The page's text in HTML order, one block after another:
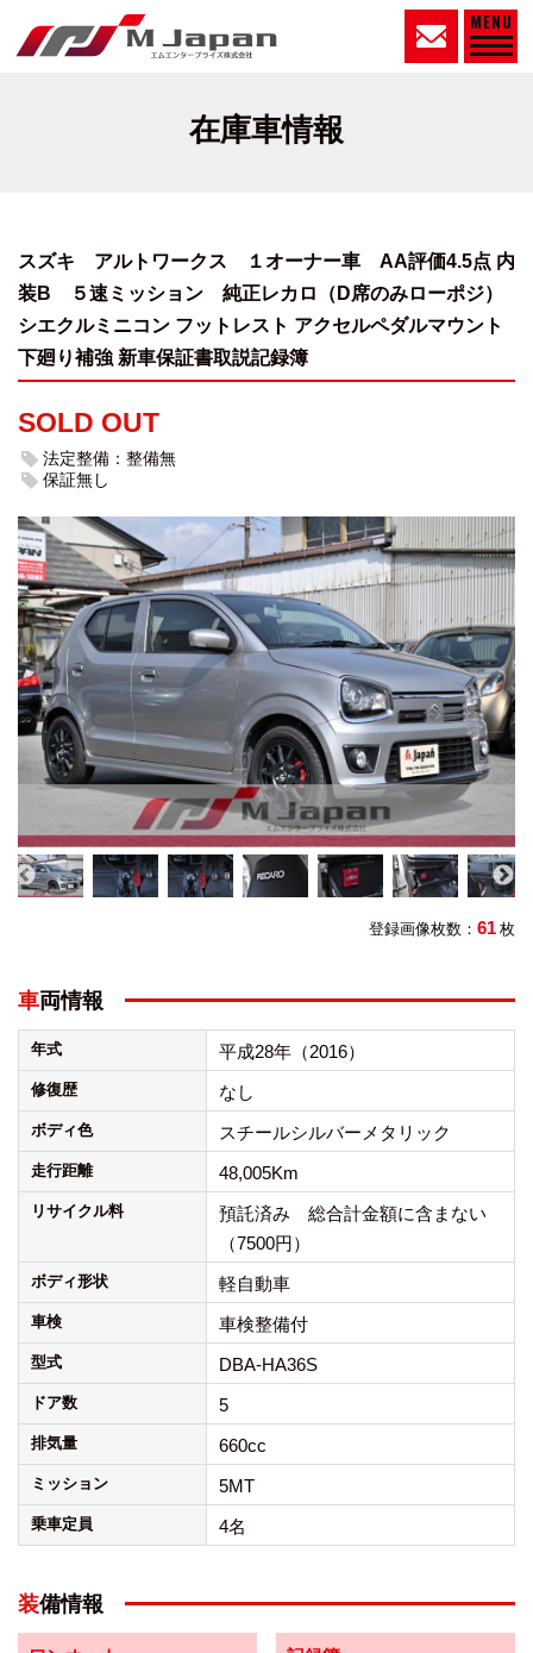
MENU
在庫車情報
スズキ アルトワークス １オーナー車 AA評価4.5点 内
装B
５速ミッション 純正レカロ（D席のみローポジ）
シエクルミニコン フットレスト アクセルペダルマウント
下廻り補強 新車保証書取説記録簿
SOLD OUT
法定整備：整備無
保証無し
登録画像枚数： 61 枚
車両情報
年式 平成28年（2016）
修復歴 なし
ボディ色 スチールシルバーメタリック
走行距離 48,005Km
リサイクル料
預託済み 総合計金額に含まない
（7500円）
ボディ形状 軽自動車
車検 車検整備付
型式 DBA-HA36S
ドア数 5
排気量 660cc
ミッション 5MT
乗車定員 4名
装備情報